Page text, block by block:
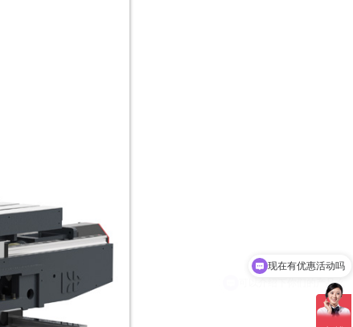
可以介绍下你们的产品么